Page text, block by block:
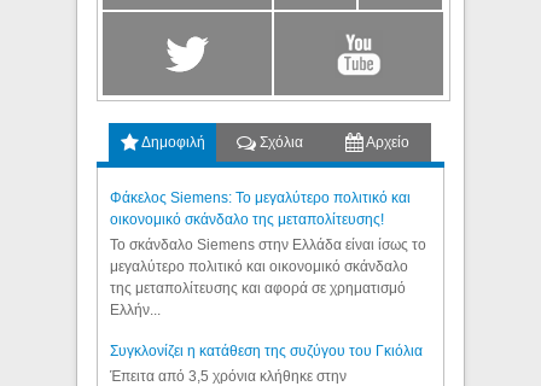
Δημοφιλή Σχόλια Αρχείο
Φάκελος Siemens: Το μεγαλύτερο πολιτικό και
οικονομικό σκάνδαλο της μεταπολίτευσης!
Το σκάνδαλο Siemens στην Ελλάδα είναι ίσως το
μεγαλύτερο πολιτικό και οικονομικό σκάνδαλο
της μεταπολίτευσης και αφορά σε χρηματισμό
Ελλήν...
Συγκλονίζει η κατάθεση της συζύγου του Γκιόλια
Έπειτα από 3,5 χρόνια κλήθηκε στην